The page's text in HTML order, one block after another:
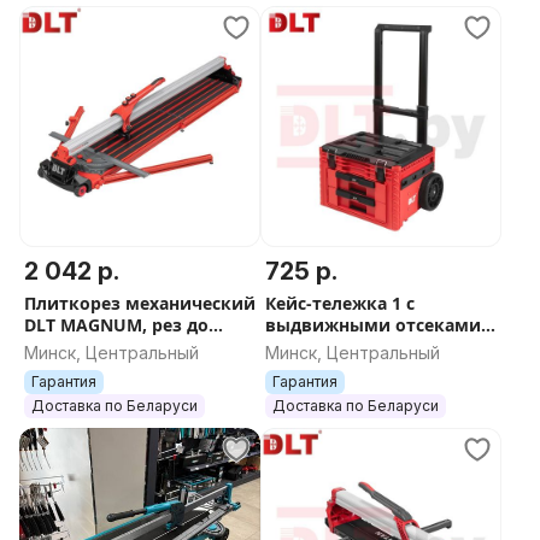
Посадочное отверстие: 5мм Толщина резца: 6мм
Габариты упаковки: 2305*250*310мм. Вес: 34кг.
2 042 р.
Плиткорез механический
DLT MAGNUM, рез до
1600мм, арт.5051
Минск, Центральный
Гарантия
Доставка по Беларуси
725 р.
Кейс-тележка 1 с
выдвижными отсеками
2+1 для системы
хранения инструментов
DLT серия RED PRO, арт.40
Минск, Центральный
Гарантия
Доставка по Беларуси